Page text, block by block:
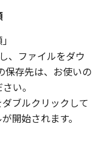
、ファイルをダウ
保存先は、お使いの
い。
ブルクリックして
開始されます。